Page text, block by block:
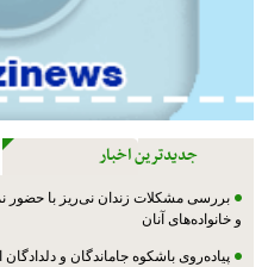
جدیدترین اخبار
بررسی مشکلات زندان نی‌ریز با حضور
و خانواده‌های آنان
پیاده‌روی باشکوه جاماندگان و